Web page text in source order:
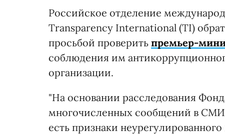
Российское отделение
Transparency International (TI)
просьбой проверить премьер-
соблюдения им
организации.
"На основании расследования
многочисленных сообщений в СМИ
есть признаки